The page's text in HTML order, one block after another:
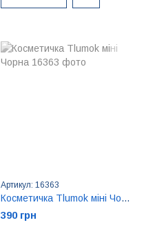
Артикул: 16363
Косметичка Tlumok міні Чорна
390 грн